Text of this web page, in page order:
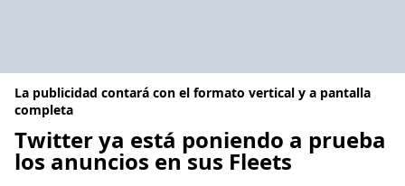
La publicidad contará con el formato vertical y a pantalla
completa
Twitter ya está poniendo a prueba
los anuncios en sus Fleets